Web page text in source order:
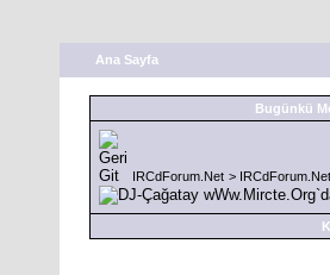
Ana Sayfa
Bugünkü
IRCdForum.Net >